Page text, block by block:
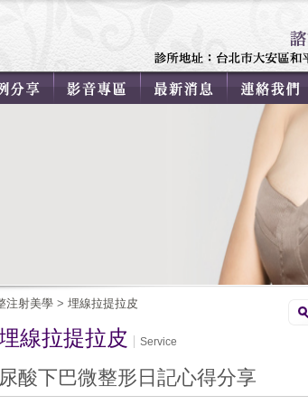
注射美學 > 埋線拉提拉皮
線拉提拉皮 Service
酸下巴微整形日記心得分享